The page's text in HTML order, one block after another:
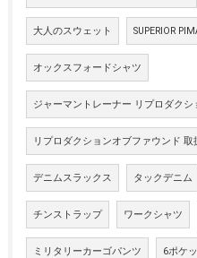
大人のスウェット SUPERIOR
オックスフォードシャツ
ジャーマントレーナー リプロダクシ
リプロダクションオブファウンド 取
デニムスラックス タックデニム
チンストラップ ワークシャツ
ミリタリーカーゴパンツ 6ポケ